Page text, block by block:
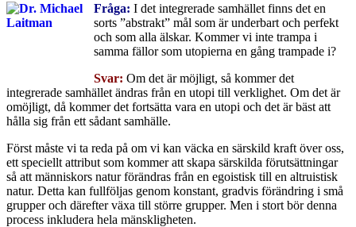
Fråga: I det integrerade samhället finns det en
sorts ”abstrakt” mål som är underbart och perfekt
och som alla älskar. Kommer vi inte trampa i
samma fällor som utopierna en gång trampade i?
Svar: Om det är möjligt, så kommer det
integrerade samhället ändras från en utopi till verklighet. Om det är
omöjligt, då kommer det fortsätta vara en utopi och det är bäst att
hålla sig från ett sådant samhälle.
Först måste vi ta reda på om vi kan väcka en särskild kraft över oss,
ett speciellt attribut som kommer att skapa särskilda förutsättningar
så att människors natur förändras från en egoistisk till en altruistisk
natur. Detta kan fullföljas genom konstant, gradvis förändring i små
grupper och därefter växa till större grupper. Men i stort bör denna
process inkludera hela mänskligheten.